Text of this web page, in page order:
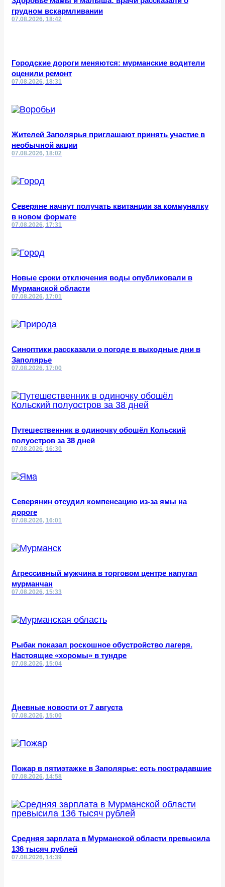
грудном вскармливании
07.08.2026, 18:42
Городские дороги меняются: мурманские водители
оценили ремонт
07.08.2026, 18:31
Жителей Заполярья приглашают принять участие в
необычной акции
07.08.2026, 18:02
Северяне начнут получать квитанции за коммуналку
в новом формате
07.08.2026, 17:31
Новые сроки отключения воды опубликовали в
Мурманской области
07.08.2026, 17:01
Синоптики рассказали о погоде в выходные дни в
Заполярье
07.08.2026, 17:00
Путешественник в одиночку обошёл Кольский
полуостров за 38 дней
07.08.2026, 16:30
Северянин отсудил компенсацию из-за ямы на
дороге
07.08.2026, 16:01
Агрессивный мужчина в торговом центре напугал
мурманчан
07.08.2026, 15:33
Рыбак показал роскошное обустройство лагеря.
Настоящие «хоромы» в тундре
07.08.2026, 15:04
Дневные новости от 7 августа
07.08.2026, 15:00
Пожар в пятиэтажке в Заполярье: есть пострадавшие
07.08.2026, 14:58
Средняя зарплата в Мурманской области превысила
136 тысяч рублей
07.08.2026, 14:39